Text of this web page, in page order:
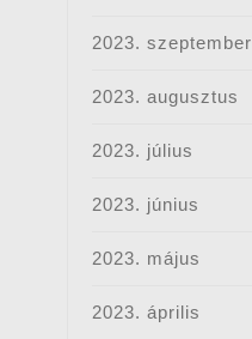
2023. szeptember
2023. augusztus
2023. július
2023. június
2023. május
2023. április